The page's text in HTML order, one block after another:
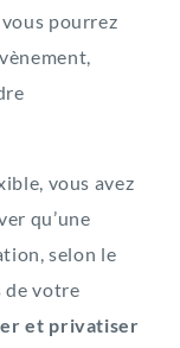
pourrez
vous avez
qu’une
selon le
de votre
et privatiser